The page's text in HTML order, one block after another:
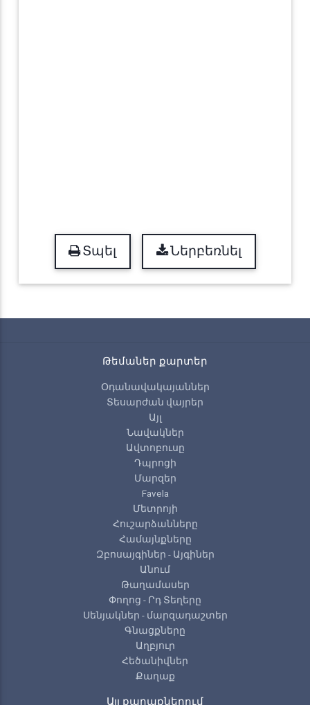
Տպել Ներբեռնել
Թեմաներ քարտեր
Օդանավակայաններ
Տեսարժան վայրեր
Այլ
Նավակներ
Ավտոբուսը
Դպրոցի
Մարզեր
Favela
Մետրոյի
Հուշարձանները
Համայնքները
Զբոսայգիներ - Այգիներ
Անում
Թաղամասեր
Փողոց - Րդ Տեղերը
Սենյակներ - մարզադաշտեր
Գնացքները
Աղբյուր
Հեծանիվներ
Քաղաք
Այլ քաղաքներում